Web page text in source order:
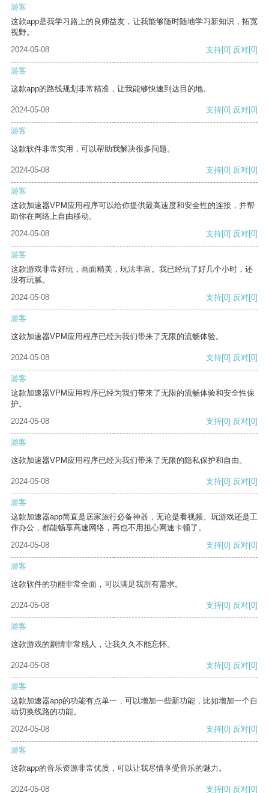
游客
这款app是我学习路上的良师益友，让我能够随时随地学习新知识，拓宽
视野。
2024-05-08
支持[0] 反对[0]
游客
这款app的路线规划非常精准，让我能够快速到达目的地。
2024-05-08 支持[0] 反对[0]
游客
这款软件非常实用，可以帮助我解决很多问题。
2024-05-08 支持[0] 反对[0]
游客
这款加速器VPM应用程序可以给你提供最高速度和安全性的连接，并帮
助你在网络上自由移动。
2024-05-08
支持[0] 反对[0]
游客
这款游戏非常好玩，画面精美，玩法丰富。我已经玩了好几个小时，还
没有玩腻。
2024-05-08
支持[0] 反对[0]
游客
这款加速器VPM应用程序已经为我们带来了无限的流畅体验。
2024-05-08 支持[0] 反对[0]
游客
这款加速器VPM应用程序已经为我们带来了无限的流畅体验和安全性保
护。
2024-05-08
支持[0] 反对[0]
游客
这款加速器VPM应用程序已经为我们带来了无限的隐私保护和自由。
2024-05-08 支持[0] 反对[0]
游客
这款加速器app简直是居家旅行必备神器，无论是看视频、玩游戏还是工
作办公，都能畅享高速网络，再也不用担心网速卡顿了。
2024-05-08
支持[0] 反对[0]
游客
这款软件的功能非常全面，可以满足我所有需求。
2024-05-08 支持[0] 反对[0]
游客
这款游戏的剧情非常感人，让我久久不能忘怀。
2024-05-08 支持[0] 反对[0]
游客
这款加速器app的功能有点单一，可以增加一些新功能，比如增加一个自
动切换线路的功能。
2024-05-08
支持[0] 反对[0]
游客
这款app的音乐资源非常优质，可以让我尽情享受音乐的魅力。
2024-05-08 支持[0] 反对[0]